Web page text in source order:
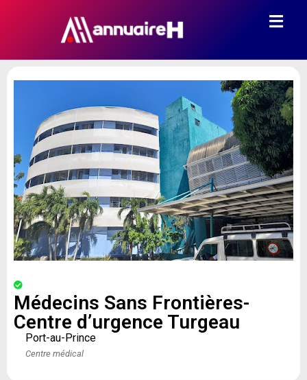
Médecins Sans Frontières-
Centre d’urgence Turgeau
Port-au-Prince
Centre médical